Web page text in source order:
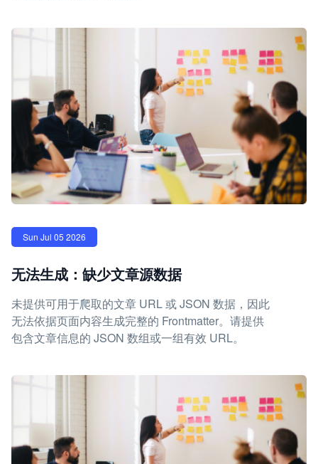
Sun Jul 05 2026
无法生成：缺少文章源数据
未提供可用于爬取的文章 URL 或 JSON 数据，因此
无法依据页面内容生成完整的 Frontmatter。请提供
包含文章信息的 JSON 数组或一组有效 URL。